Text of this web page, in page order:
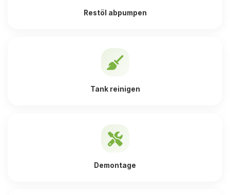
Restöl abpumpen
Tank reinigen
Demontage